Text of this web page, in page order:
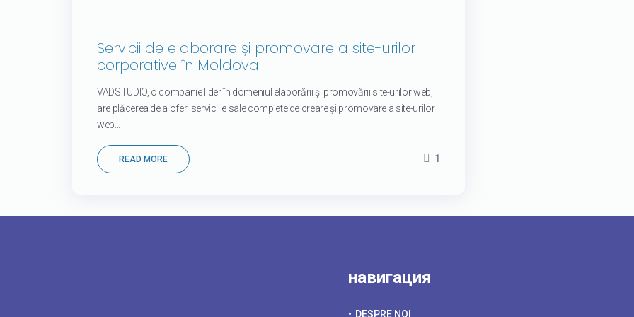
Servicii de elaborare și promovare a site-urilor
corporative în Moldova
VADSTUDIO, o companie lider în domeniul elaborării și promovării site-urilor web,
are plăcerea de a oferi serviciile sale complete de creare și promovare a site-urilor
web...
READ MORE 1
навигация
DESPRE NOI